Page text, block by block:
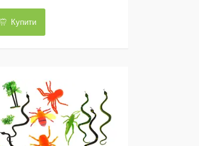
Купити